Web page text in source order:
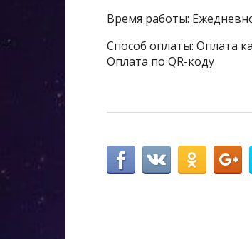
Время работы:
Способ оплаты: Оплата
Оплата по QR-коду